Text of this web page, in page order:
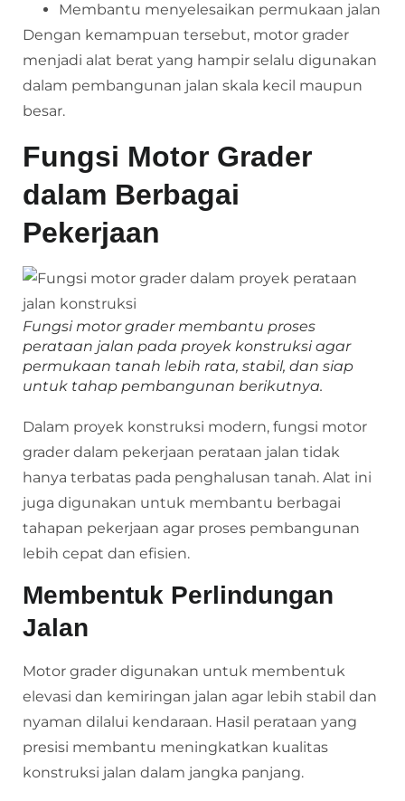
Membantu menyelesaikan permukaan jalan
Dengan kemampuan tersebut, motor grader
menjadi alat berat yang hampir selalu digunakan
dalam pembangunan jalan skala kecil maupun
besar.
Fungsi Motor Grader
dalam Berbagai
Pekerjaan
Fungsi motor grader membantu proses
perataan jalan pada proyek konstruksi agar
permukaan tanah lebih rata, stabil, dan siap
untuk tahap pembangunan berikutnya.
Dalam proyek konstruksi modern, fungsi motor
grader dalam pekerjaan perataan jalan tidak
hanya terbatas pada penghalusan tanah. Alat ini
juga digunakan untuk membantu berbagai
tahapan pekerjaan agar proses pembangunan
lebih cepat dan efisien.
Membentuk Perlindungan
Jalan
Motor grader digunakan untuk membentuk
elevasi dan kemiringan jalan agar lebih stabil dan
nyaman dilalui kendaraan. Hasil perataan yang
presisi membantu meningkatkan kualitas
konstruksi jalan dalam jangka panjang.